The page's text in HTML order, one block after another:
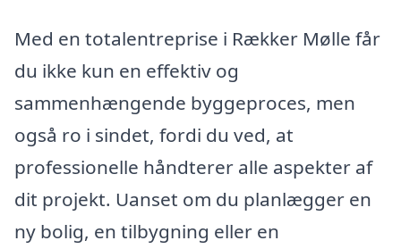
Med en totalentreprise i Rækker Mølle får
du ikke kun en effektiv og
sammenhængende byggeproces, men
også ro i sindet, fordi du ved, at
professionelle håndterer alle aspekter af
dit projekt. Uanset om du planlægger en
ny bolig, en tilbygning eller en